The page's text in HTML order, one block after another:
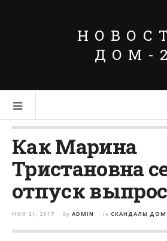
ДОМ-2
Как Марина
Тристановна
отпуск
НОЯ 21, 2017 by ADMIN in СКАНДАЛЫ